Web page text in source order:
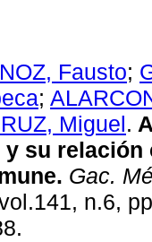
Fausto;
;
Miguel.
su relación
. Gac.
n.6,